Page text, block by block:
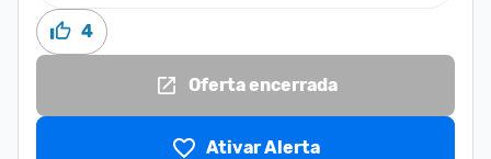
4
Oferta encerrada
Ativar Alerta